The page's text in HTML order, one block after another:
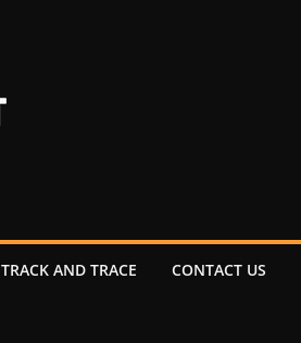
TRACK AND TRACE CONTACT US